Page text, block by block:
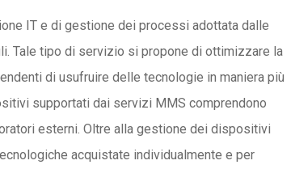
IT e di gestione dei processi adottata dalle
Tale tipo di servizio si propone di ottimizzare la
di usufruire delle tecnologie in maniera più
supportati dai servizi MMS comprendono
esterni. Oltre alla gestione dei dispositivi
acquistate individualmente e per